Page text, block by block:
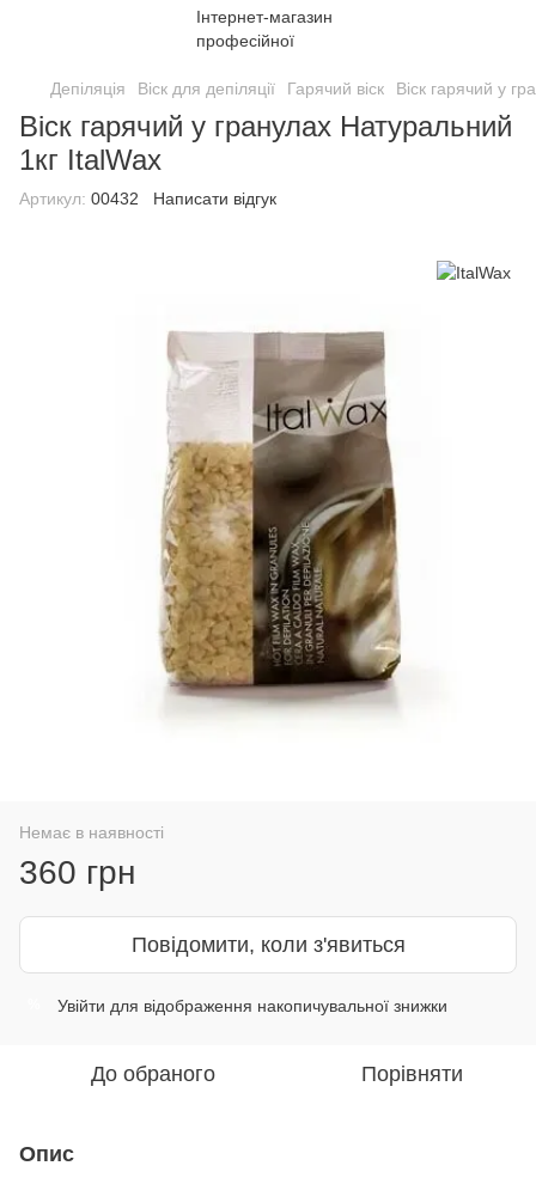
Депіляція Віск для депіляції Гарячий віск Віск гарячий у
Віск гарячий у гранулах Натуральний
1кг ItalWax
Артикул: 00432 Написати відгук
Немає в наявності
360 грн
Повідомити, коли з'явиться
Увійти для відображення накопичувальної знижки
До обраного Порівняти
Опис